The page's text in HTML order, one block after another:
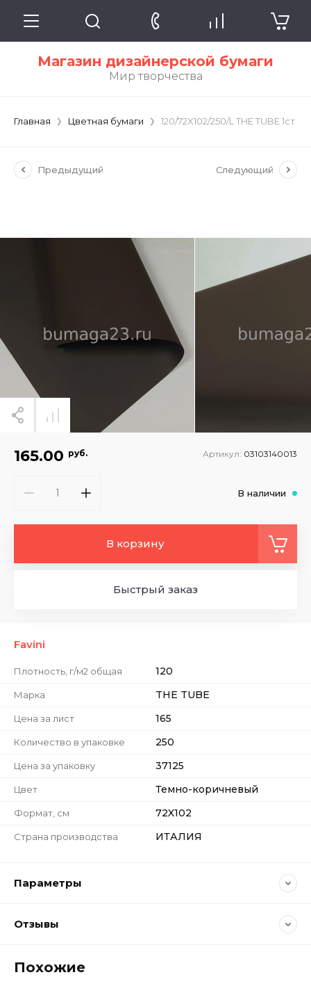
Магазин дизайнерской бумаги
Мир творчества
Главная Цветная бумаги 120/72X102/250/L THE TUBE
Предыдущий Следующий
Favini
Плотность, г/м2 общая 120
Марка THE TUBE
Цена за лист 165
Количество в упаковке 250
Цена за упаковку 37125
Цвет Темно-коричневый
Формат, см 72X102
Страна производства ИТАЛИЯ
165.00 руб. Артикул: 03103140013
В наличии
В корзину
Быстрый заказ
Параметры
Отзывы
Похожие